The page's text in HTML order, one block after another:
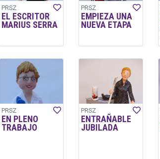
PRSZ
EL ESCRITOR
MARIUS SERRA
PRSZ
EMPIEZA UNA
NUEVA ETAPA
PRSZ
EN PLENO
TRABAJO
PRSZ
ENTRAÑABLE
JUBILADA